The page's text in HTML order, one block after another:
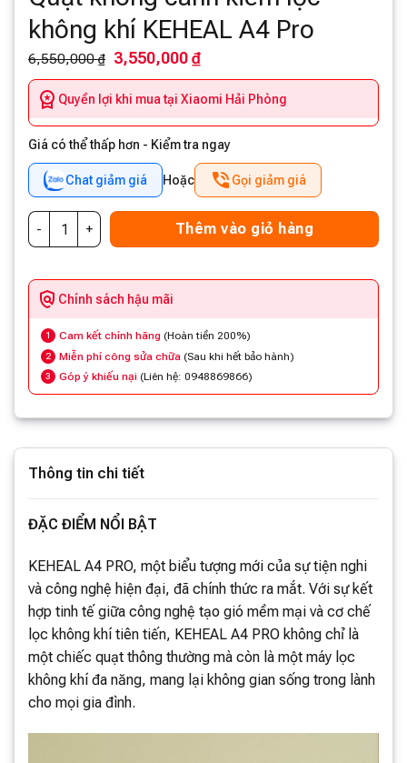
không khí KEHEAL A4 Pro
6,550,000 ₫ 3,550,000 ₫
Quyền lợi khi mua tại Xiaomi Hải Phòng
Giá có thể thấp hơn - Kiểm tra ngay
Chat giảm giá Hoặc Gọi giảm giá
Thêm vào giỏ hàng
Chính sách hậu mãi
1 Cam kết chính hãng (Hoàn tiền 200%)
2 Miễn phí công sửa chữa (Sau khi hết bảo hành)
3 Góp ý khiếu nại (Liên hệ: 0948869866)
Thông tin chi tiết
ĐẶC ĐIỂM NỔI BẬT
KEHEAL A4 PRO, một biểu tượng mới của sự tiện nghi
và công nghệ hiện đại, đã chính thức ra mắt. Với sự kết
hợp tinh tế giữa công nghệ tạo gió mềm mại và cơ chế
lọc không khí tiên tiến, KEHEAL A4 PRO không chỉ là
một chiếc quạt thông thường mà còn là một máy lọc
không khí đa năng, mang lại không gian sống trong lành
cho mọi gia đình.